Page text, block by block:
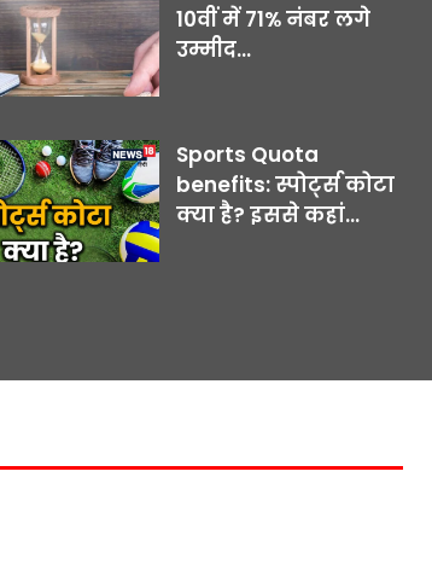
10वीं में 71% नंबर लगे
उम्मीद...
Sports Quota
benefits: स्पोर्ट्स कोटा
क्या है? इससे कहां...